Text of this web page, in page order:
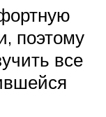
поэтому
все